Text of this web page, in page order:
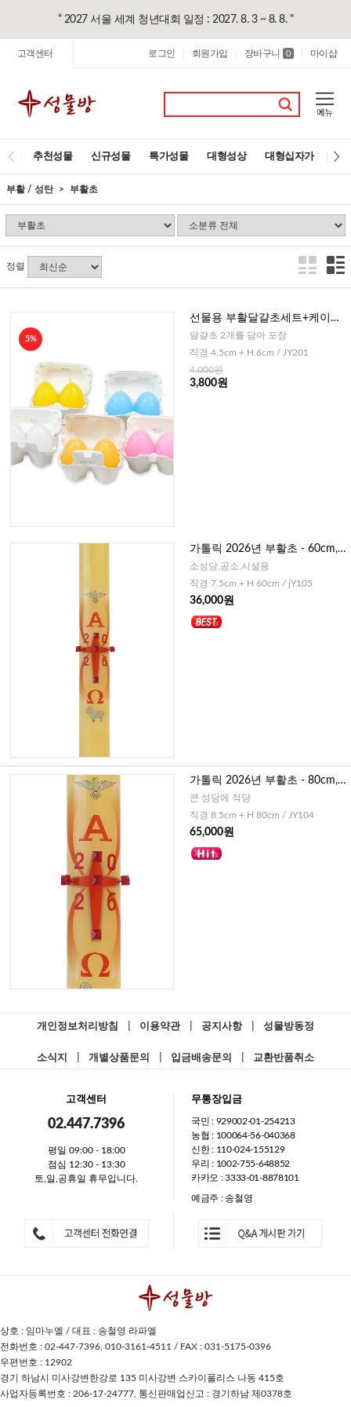
“ 2027 서울 세계 청년대회 일정 : 2027. 8. 3 ~ 8. 8. "
고객센터 로그인 회원가입 장바구니 0 마이샵
추천성물 신규성물 특가성물 대형성상 대형십자가 레
부활 / 성탄 부활초
정렬
5%
선물용 부활달걀초세트+케이스
포함
달걀초 2개를 담아 포장
직경 4.5cm + H 6cm / JY201
4,000원
3,800원
가톨릭 2026년 부활초 - 60cm,
소규모용
소성당,공소,시설용
직경 7.5cm + H 60cm / jY105
36,000원
가톨릭 2026년 부활초 - 80cm,
성당용
큰 성당에 적당
직경 8.5cm + H 80cm / JY104
65,000원
개인정보처리방침 이용약관 공지사항 성물방동정
소식지 개별상품문의 입금배송문의 교환반품취소
고객센터
02.447.7396
평일 09:00 - 18:00
점심 12:30 - 13:30
토,일,공휴일 휴무입니다.
무통장입금
국민 : 929002-01-254213
농협 : 100064-56-040368
신한 : 110-024-155129
우리 : 1002-755-648852
카카오 : 3333-01-8878101
예금주 : 송철영
상호 : 임마누엘 / 대표 : 송철영 라파엘
전화번호 : 02-447-7396, 010-3161-4511 / FAX : 031-5175-0396
우편번호 : 12902
경기 하남시 미사강변한강로 135 미사강변 스카이폴리스 나동 415호
사업자등록번호 : 206-17-24777, 통신판매업신고 : 경기하남 제0378호